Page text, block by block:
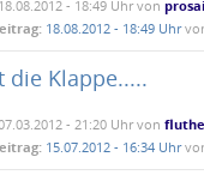
18.08.2012 - 18:49 Uhr von
18.08.2012 - 18:49 Uhr
die Klappe.....
- 21:20 Uhr von
15.07.2012 - 16:34 Uhr